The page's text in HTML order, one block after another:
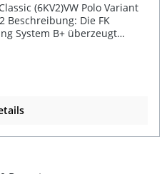
(6KV2)VW Polo Variant
Beschreibung: Die FK
System B+ überzeugt
pro Rad (40 mm pro
verwendet wird,
wird die
montieren Sie die Felge